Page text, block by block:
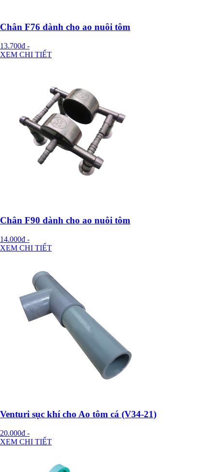
Chân F76 dành cho ao nuôi tôm
13.700đ -
XEM CHI TIẾT
Chân F90 dành cho ao nuôi tôm
14.000đ -
XEM CHI TIẾT
Venturi sục khí cho Ao tôm cá (V34-21)
20.000đ -
XEM CHI TIẾT